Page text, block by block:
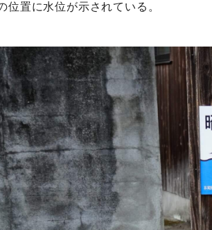
位置に水位が示されている。